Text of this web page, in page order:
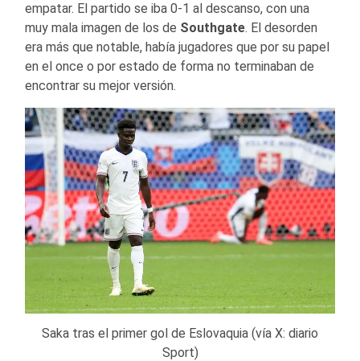
empatar. El partido se iba 0-1 al descanso, con una
muy mala imagen de los de Southgate. El desorden
era más que notable, había jugadores que por su papel
en el once o por estado de forma no terminaban de
encontrar su mejor versión.
Saka tras el primer gol de Eslovaquia (vía X: diario
Sport)